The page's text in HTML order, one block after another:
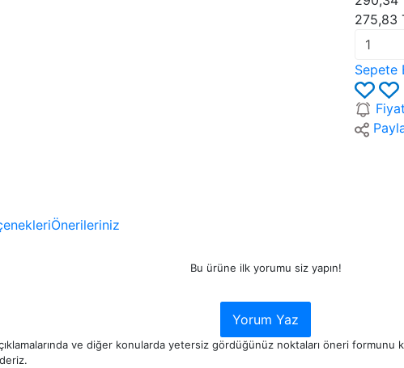
275,83
Sepete
Önerileriniz
Bu ürüne ilk yorumu siz yapın!
Yorum Yaz
ve diğer konularda yetersiz gördüğünüz noktaları öneri formunu